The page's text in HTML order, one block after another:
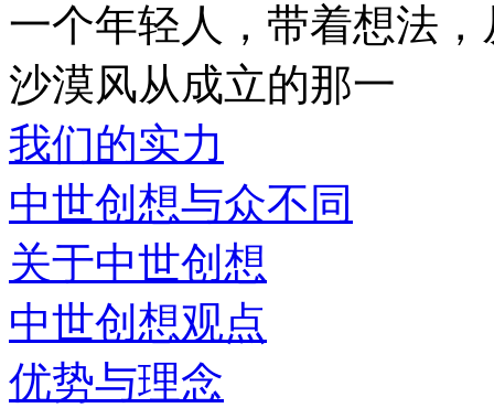
一个年轻人，带着想法
沙漠风从成立的那一
我们的实力
中世创想与众不同
关于中世创想
中世创想观点
优势与理念